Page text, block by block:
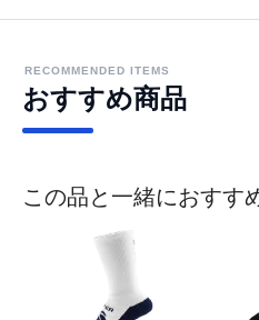
RECOMMENDED ITEMS
おすすめ商品
この品と一緒におすす